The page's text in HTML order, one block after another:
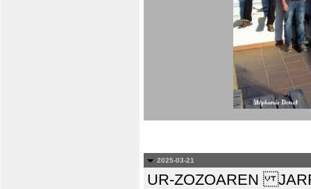
2025-03-21
UR-ZOZOAREN